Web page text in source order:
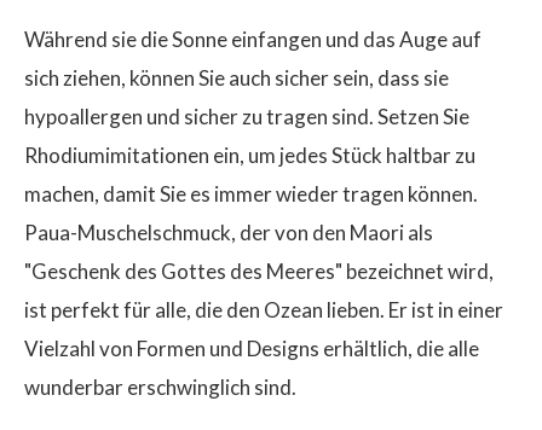
Während sie die Sonne einfangen und das Auge auf
sich ziehen, können Sie auch sicher sein, dass sie
hypoallergen und sicher zu tragen sind. Setzen Sie
Rhodiumimitationen ein, um jedes Stück haltbar zu
machen, damit Sie es immer wieder tragen können.
Paua-Muschelschmuck, der von den Maori als
"Geschenk des Gottes des Meeres" bezeichnet wird,
ist perfekt für alle, die den Ozean lieben. Er ist in einer
Vielzahl von Formen und Designs erhältlich, die alle
wunderbar erschwinglich sind.